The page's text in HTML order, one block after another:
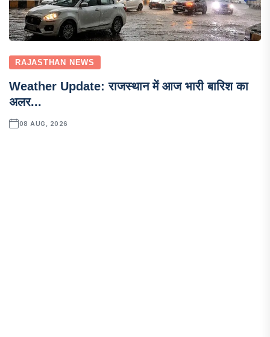
RAJASTHAN NEWS
Weather Update: राजस्थान में आज भारी बारिश का
अलर...
08 AUG, 2026